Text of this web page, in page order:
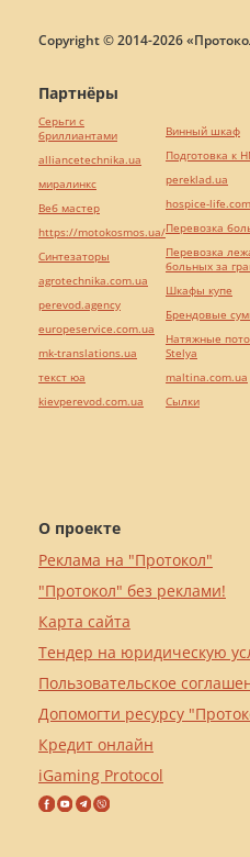
Copyright © 2014-2026
О проекте
Реклама на "Протокол"
"Протокол" без реклами!
Карта сайта
Тендер на юридическую
Пользовательское
Допомогти ресурсу
Кредит онлайн
iGaming Protocol
Партнёры
Серьги с
бриллиантами
alliancetechnika.ua
миралинкс
Веб мастер
https://motokosmos.ua/
Синтезаторы
agrotechnika.com.ua
perevod.agency
europeservice.com.ua
mk-translations.ua
текст юа
kievperevod.com.ua
Винный шкаф
Подготовка к
pereklad.ua
hospice-
Перевозка
Перевозка
больных за
Шкафы купе
Брендовые
Натяжные
Stelya
maltina.com.ua
Cылки